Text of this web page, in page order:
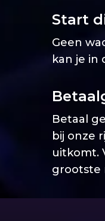
Start
Geen
kan je in
Betaal
bij onze
uitkomt.
grootste